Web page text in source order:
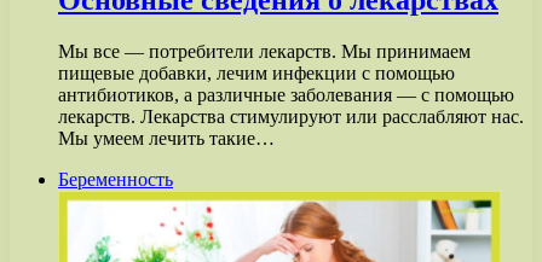
Мы все — потребители лекарств. Мы принимаем
пищевые добавки, лечим инфекции с помощью
антибиотиков, а различные заболевания — с помощью
лекарств. Лекарства стимулируют или расслабляют нас.
Мы умеем лечить такие…
Беременность